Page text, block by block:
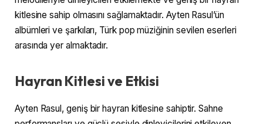
kitlesine sahip olmasını sağlamaktadır. Ayten Rasul’ün
albümleri ve şarkıları, Türk pop müziğinin sevilen eserleri
arasında yer almaktadır.
Hayran Kitlesi ve Etkisi
Ayten Rasul, geniş bir hayran kitlesine sahiptir. Sahne